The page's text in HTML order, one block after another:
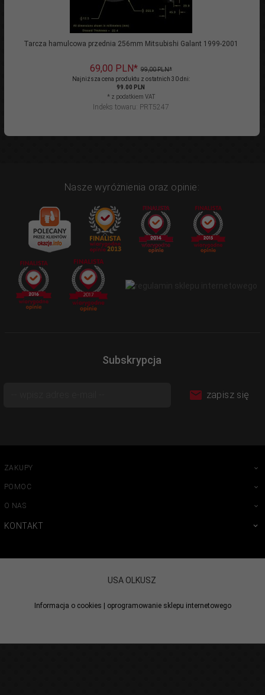
Tarcza hamulcowa przednia 256mm Mitsubishi Galant 1999-2001
69,00 PLN* 99,00 PLN*
Najniższa cena produktu z ostatnich 30 dni:
99.00 PLN
* z podatkiem VAT
Indeks towaru: PRT5247
Nasze wyróżnienia oraz opinie:
Subskrypcja
zapisz się
ZAKUPY
POMOC
O NAS
KONTAKT
USA OLKUSZ
Informacja o cookies | oprogramowanie sklepu internetowego